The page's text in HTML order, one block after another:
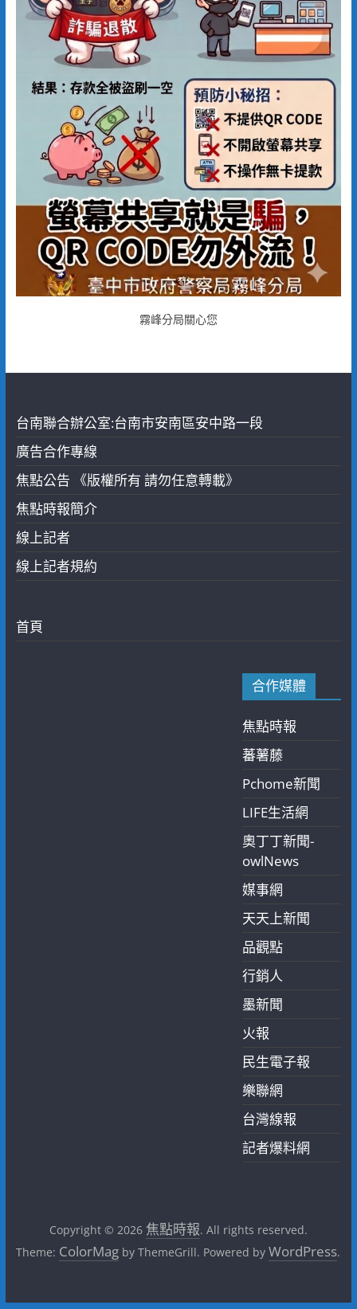
霧峰分局關心您
台南聯合辦公室:台南市安南區安中路一段
廣告合作專線
焦點公告 《版權所有 請勿任意轉載》
焦點時報簡介
線上記者
線上記者規約
首頁
合作媒體
焦點時報
蕃薯藤
Pchome新聞
LIFE生活網
奧丁丁新聞-
owlNews
媒事網
天天上新聞
品觀點
行銷人
墨新聞
火報
民生電子報
樂聯網
台灣線報
記者爆料網
Copyright © 2026 焦點時報. All rights reserved.
Theme: ColorMag by ThemeGrill. Powered byWordPress.